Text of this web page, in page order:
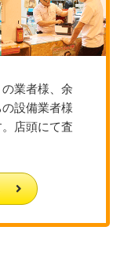
業者様、余
設備業者様
店頭にて査